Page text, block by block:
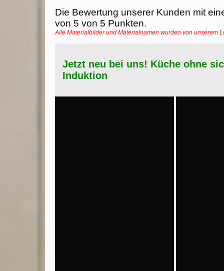
Die Bewertung unserer Kunden mit
von 5 von 5 Punkten.
Alle Materialbilder und Materialnamen wurden von unserem
Jetzt neu bei uns! Küche ohne
Induktion